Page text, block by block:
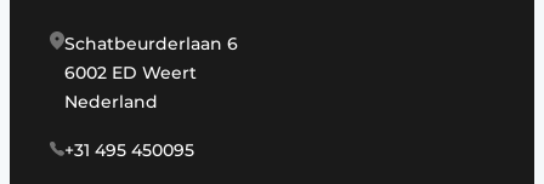
Schatbeurderlaan 6
6002 ED Weert
Nederland
+31 495 450095